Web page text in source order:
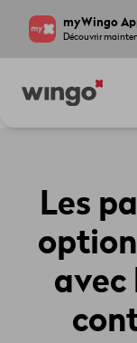
myWingo
Découvrir
Main
Les
avec